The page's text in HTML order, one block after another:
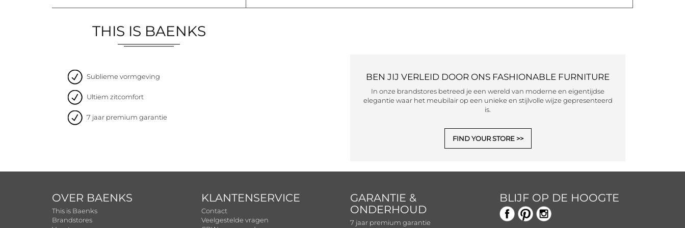
THIS IS BAENKS
Sublieme vormgeving
Ultiem zitcomfort
7 jaar premium garantie
BEN JIJ VERLEID DOOR ONS FASHIONABLE FURNITURE
In onze brandstores betreed je een wereld van moderne en eigentijdse
elegantie waar het meubilair op een unieke en stijlvolle wijze gepresenteerd
is.
FIND YOUR STORE
OVER BAENKS
This is Baenks
Brandstores
KLANTENSERVICE
Contact
Veelgestelde vragen
GARANTIE &
ONDERHOUD
7 jaar premium garantie
BLIJF OP DE HOOGTE